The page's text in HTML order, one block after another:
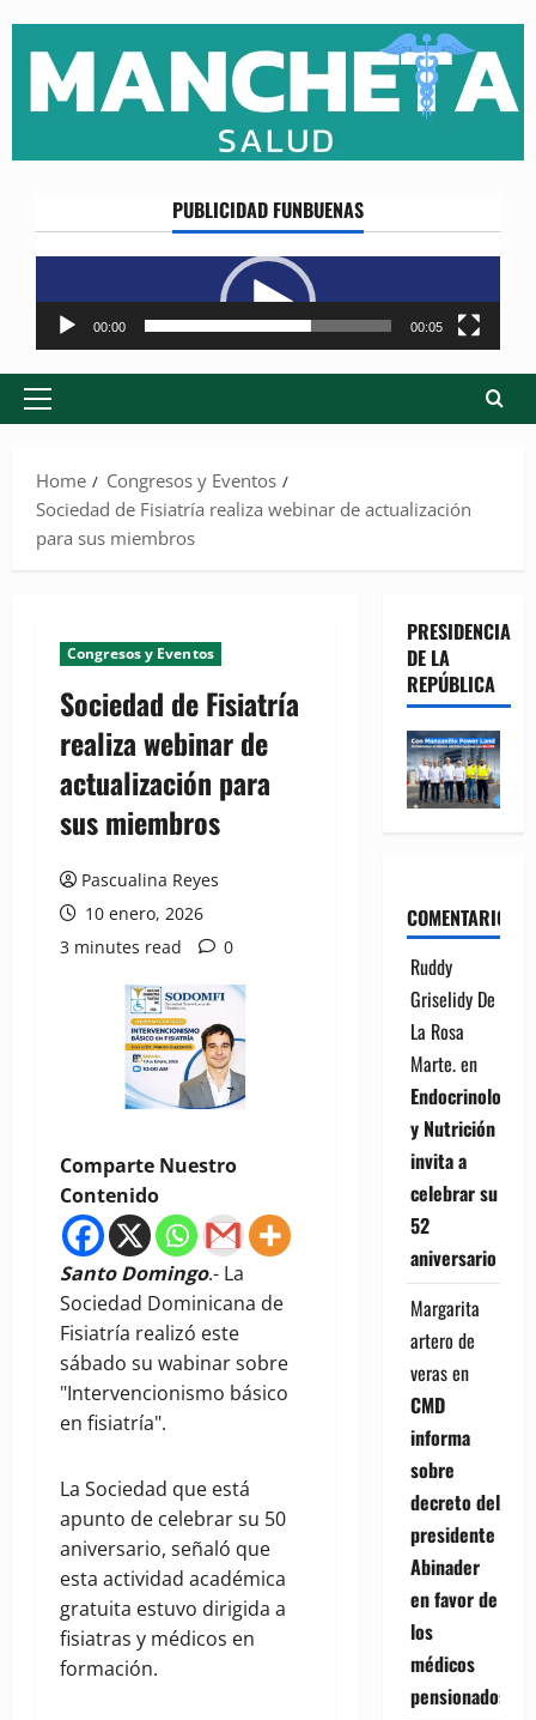
content
PUBLICIDAD FUNBUENAS
Reproductor
de
vídeo
00:00 00:05
Primary
Home
Congresos y Eventos
Sociedad de Fisiatría realiza webinar de actualización
para sus miembros
Congresos y Eventos
Sociedad de Fisiatría
realiza webinar de
actualización para
sus miembros
Pascualina Reyes
10 enero, 2026
3 minutes read
0
Comparte Nuestro
Contenido
Santo Domingo.- La
Sociedad Dominicana de
Fisiatría realizó este
sábado su wabinar sobre
"Intervencionismo básico
en fisiatría".
La Sociedad que está
apunto de celebrar su 50
aniversario, señaló que
esta actividad académica
gratuita estuvo dirigida a
fisiatras y médicos en
formación.
PRESIDENCIA
DE LA
REPÚBLICA
COMENTARIOS
Ruddy
Griselidy De
La Rosa
Marte.en
Endocrinología
y Nutrición
invita a
celebrar su
52
aniversario
Margarita
artero de
verasen
CMD
informa
sobre
decreto del
presidente
Abinader
en favor de
los
médicos
pensionados